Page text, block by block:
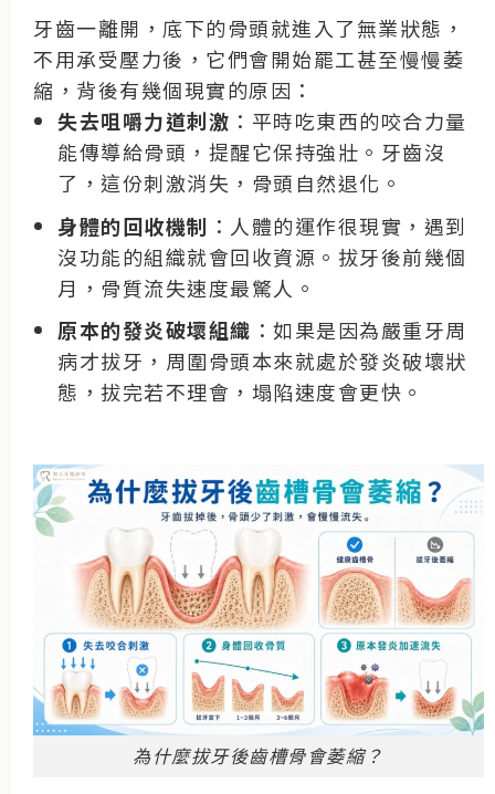
牙齒一離開，底下的骨頭就進入了無業狀態，
不用承受壓力後，它們會開始罷工甚至慢慢萎
縮，背後有幾個現實的原因：
失去咀嚼力道刺激 ：平時吃東西的咬合力量
能傳導給骨頭，提醒它保持強壯。牙齒沒
了，這份刺激消失，骨頭自然退化。
身體的回收機制 ：人體的運作很現實，遇到
沒功能的組織就會回收資源。拔牙後前幾個
月，骨質流失速度最驚人。
原本的發炎破壞組織 ：如果是因為嚴重牙周
病才拔牙，周圍骨頭本來就處於發炎破壞狀
態，拔完若不理會，塌陷速度會更快。
為什麼拔牙後齒槽骨會萎縮？